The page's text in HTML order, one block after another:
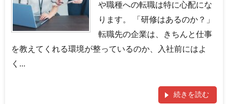
や職種への転職は特に心配にな
ります。 「研修はあるのか？」
転職先の企業は、きちんと仕事
を教えてくれる環境が整っているのか、入社前にはよ
く...
続きを読む